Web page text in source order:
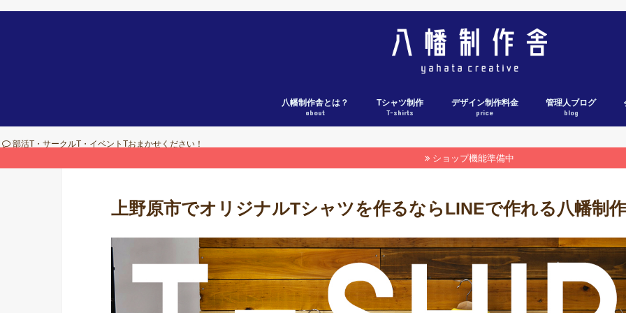
八幡制作舎とは？
about
Tシャツ制作
T-shirts
デザイン制作料金
price
管理人ブログ
blog
部活T・サークルT・イベントTおまかせください！
ショップ機能準備中
上野原市でオリジナルTシャツを作るならLINEで作れる八幡制